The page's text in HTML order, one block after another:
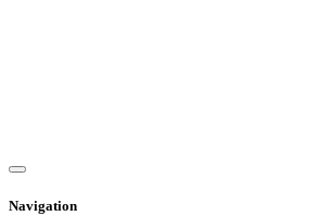
Navigation